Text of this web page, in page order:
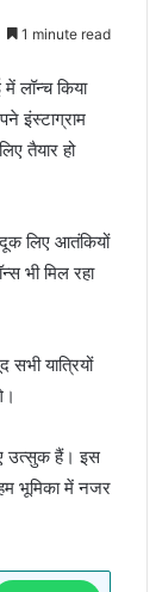
1 minute read
में लॉन्च किया
इंस्टाग्राम
तैयार हो
लिए आतंकियों
भी मिल रहा
यात्रियों
उत्सुक हैं। इस
भूमिका में नजर